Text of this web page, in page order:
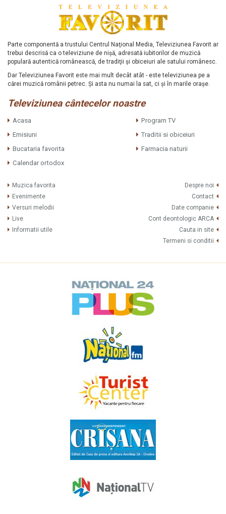
Parte componentă a trustului Centrul Naţional Media, Televiziunea Favorit ar
trebui descrisă ca o televiziune de nişă, adresată iubitorilor de muzică
populară autentică românească, de tradiţii şi obiceiuri ale satului românesc.
Dar Televiziunea Favorit este mai mult decât atât - este televiziunea pe a
cărei muzică românii petrec. Şi asta nu numai la sat, ci şi în marile oraşe.
Televiziunea cântecelor noastre
Acasa
Program TV
Emisiuni
Traditii si obiceiuri
Bucataria favorita
Farmacia naturii
Calendar ortodox
Muzica favorita
Evenimente
Versuri melodii
Live
Informatii utile
Despre noi
Contact
Date companie
Cont deontologic ARCA
Cauta in site
Termeni si conditii